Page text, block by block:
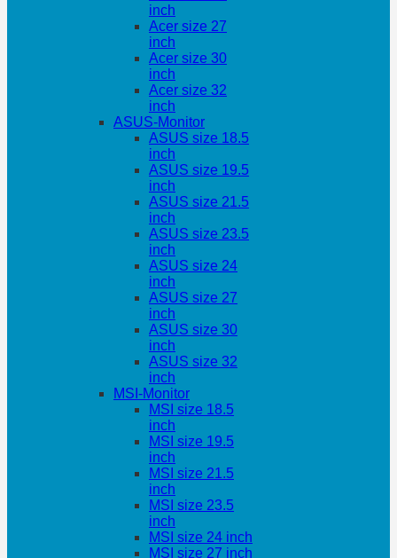
inch
Acer size 27
inch
Acer size 30
inch
Acer size 32
inch
ASUS-Monitor
ASUS size 18.5
inch
ASUS size 19.5
inch
ASUS size 21.5
inch
ASUS size 23.5
inch
ASUS size 24
inch
ASUS size 27
inch
ASUS size 30
inch
ASUS size 32
inch
MSI-Monitor
MSI size 18.5
inch
MSI size 19.5
inch
MSI size 21.5
inch
MSI size 23.5
inch
MSI size 24 inch
MSI size 27 inch